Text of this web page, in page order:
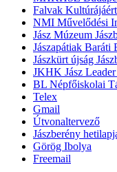
Falvak
NMI Művelődési
Jász Múzeum
Jászapátiak Baráti
Jászkürt újság
JKHK Jász Leader
BL Népfőiskolai
Telex
Gmail
Útvonaltervező
Jászberény
Görög Ibolya
Freemail